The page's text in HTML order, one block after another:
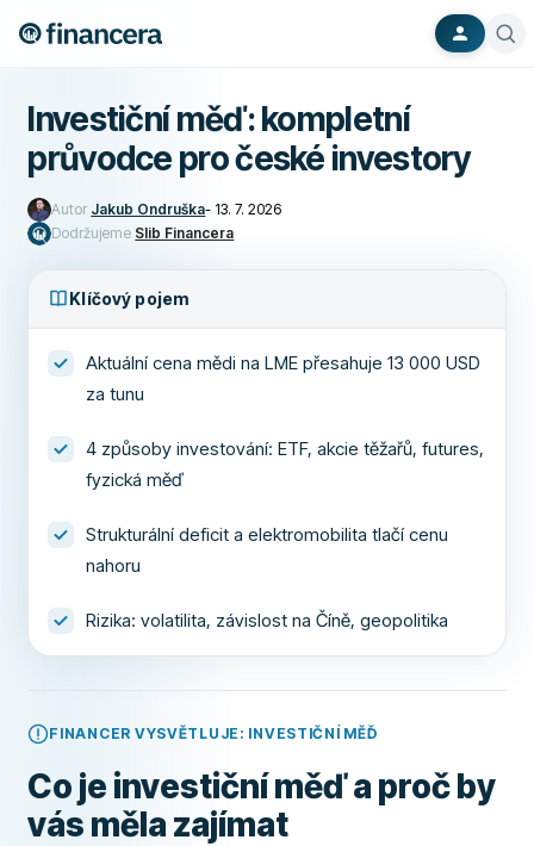
Investiční měď: kompletní
průvodce pro české investory
Autor Jakub Ondruška- 13. 7. 2026
Dodržujeme Slib Financera
Klíčový pojem
Aktuální cena mědi na LME přesahuje 13 000 USD
za tunu
4 způsoby investování: ETF, akcie těžařů, futures,
fyzická měď
Strukturální deficit a elektromobilita tlačí cenu
nahoru
Rizika: volatilita, závislost na Číně, geopolitika
FINANCER VYSVĚTLUJE: INVESTIČNÍ MĚĎ
Co je investiční měď a proč by
vás měla zajímat